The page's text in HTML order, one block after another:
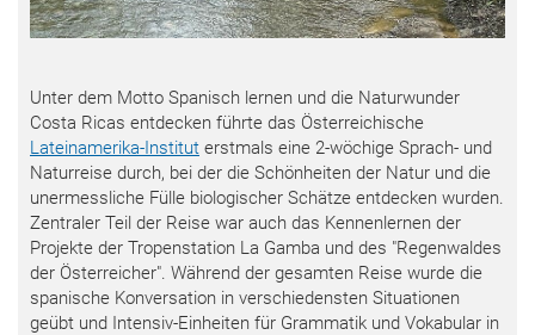
Unter dem Motto Spanisch lernen und die Naturwunder
Costa Ricas entdecken führte das Österreichische
Lateinamerika-Institut erstmals eine 2-wöchige Sprach- und
Naturreise durch, bei der die Schönheiten der Natur und die
unermessliche Fülle biologischer Schätze entdecken wurden.
Zentraler Teil der Reise war auch das Kennenlernen der
Projekte der Tropenstation La Gamba und des "Regenwaldes
der Österreicher". Während der gesamten Reise wurde die
spanische Konversation in verschiedensten Situationen
geübt und Intensiv-Einheiten für Grammatik und Vokabular in